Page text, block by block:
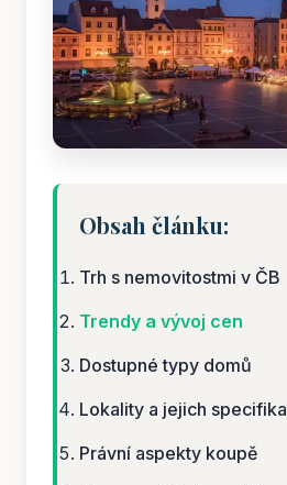
Obsah článku:
Trh s nemovitostmi v ČB
Trendy a vývoj cen
Dostupné typy domů
Lokality a jejich specifika
Právní aspekty koupě